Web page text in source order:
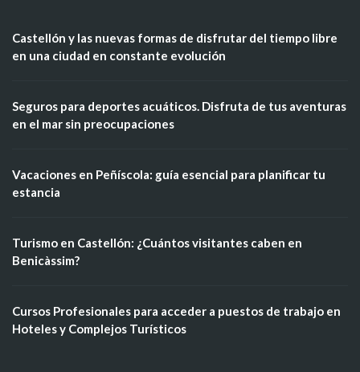
Castellón y las nuevas formas de disfrutar del tiempo libre
en una ciudad en constante evolución
Seguros para deportes acuáticos. Disfruta de tus aventuras
en el mar sin preocupaciones
Vacaciones en Peñíscola: guía esencial para planificar tu
estancia
Turismo en Castellón: ¿Cuántos visitantes caben en
Benicàssim?
Cursos Profesionales para acceder a puestos de trabajo en
Hoteles y Complejos Turísticos